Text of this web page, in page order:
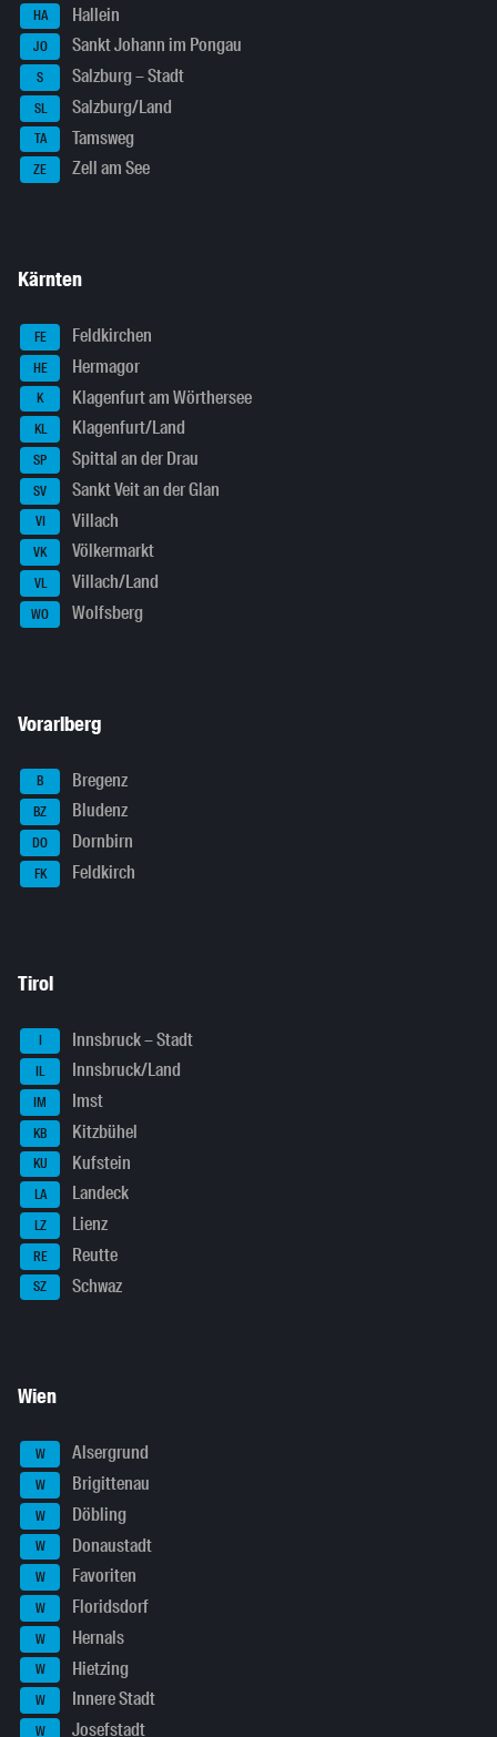
HA Hallein
JO Sankt Johann im Pongau
S Salzburg – Stadt
SL Salzburg/Land
TA Tamsweg
ZE Zell am See
Kärnten
FE Feldkirchen
HE Hermagor
K Klagenfurt am Wörthersee
KL Klagenfurt/Land
SP Spittal an der Drau
SV Sankt Veit an der Glan
VI Villach
VK Völkermarkt
VL Villach/Land
WO Wolfsberg
Vorarlberg
B Bregenz
BZ Bludenz
DO Dornbirn
FK Feldkirch
Tirol
I Innsbruck – Stadt
IL Innsbruck/Land
IM Imst
KB Kitzbühel
KU Kufstein
LA Landeck
LZ Lienz
RE Reutte
SZ Schwaz
Wien
W Alsergrund
W Brigittenau
W Döbling
W Donaustadt
W Favoriten
W Floridsdorf
W Hernals
W Hietzing
W Innere Stadt
W Josefstadt